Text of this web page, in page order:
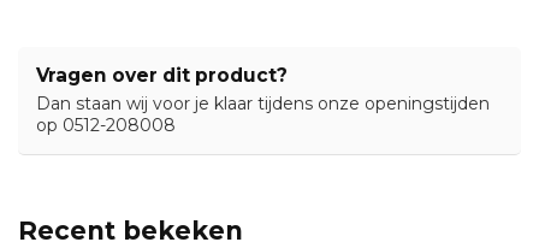
Vragen over dit product?
Dan staan wij voor je klaar tijdens onze openingstijden
op 0512-208008
Recent bekeken